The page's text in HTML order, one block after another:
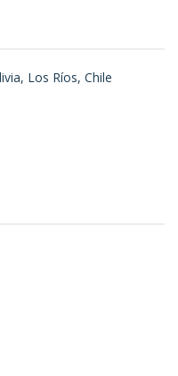
Los Ríos, Chile